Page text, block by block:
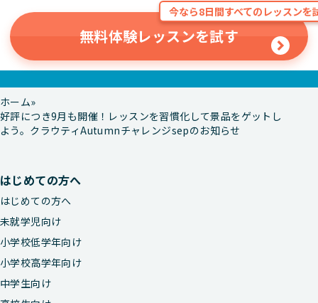
今なら8日間すべてのレッスンを
無料体験レッスンを試す
ホーム
好評につき9月も開催！レッスンを習慣化して景品をゲットし
よう。クラウティAutumnチャレンジsepのお知らせ
はじめての方へ
はじめての方へ
未就学児向け
小学校低学年向け
小学校高学年向け
中学生向け